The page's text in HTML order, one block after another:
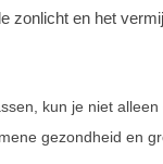
zonlicht en het
kun je niet
gezondheid en